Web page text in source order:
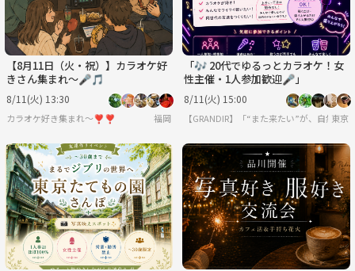
【8月11日（火・祝）】カラオケ好
きさん集まれ〜🎤🎵
8/11(火) 13:30
カラオケ好き集まれ〜❣️❣️ 福岡
「🎶 20代でゆるっとカラオケ！女
性主催・1人参加歓迎🎤」
8/11(火) 15:00
【GRANDIR】「“また来たい”が、自然と
東京